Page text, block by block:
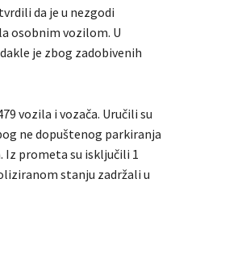
da je u nezgodi
osobnim vozilom. U
je zbog zadobivenih
vozila i vozača. Uručili su
ne dopuštenog parkiranja
Iz prometa su isključili 1
stanju zadržali u